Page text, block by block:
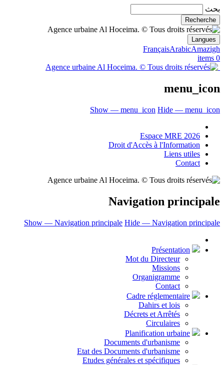
بحث
Langues
FrançaisArabicAmazigh
0 items
menu_icon
Show — menu_icon Hide — menu_icon
Espace MRE 2026
Droit d'Accès à l'Information
Liens utiles
Contact
Navigation principale
Show — Navigation principale Hide — Navigation principale
Présentation
Mot du Directeur
Missions
Organigramme
Contact
Cadre réglementaire
Dahirs et lois
Décrets et Arrêtés
Circulaires
Planification urbaine
Documents d'urbanisme
Etat des Documents d'urbanisme
Etudes générales et spécifiques